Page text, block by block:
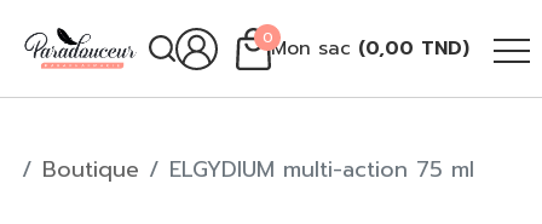
0Mon sac (0,00 TND)
Boutique ELGYDIUM multi-action 75 ml